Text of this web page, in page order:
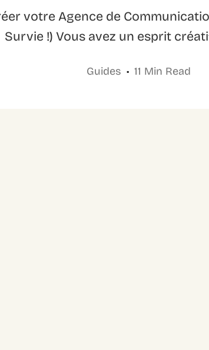
votre Agence de
Survie !) Vous avez un esprit
Guides 11 Min Read